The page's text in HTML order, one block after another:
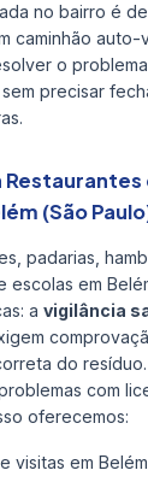
no bairro é
caminhão
o
precisar
(São
padarias,
em
a vigilância
do
com
oferecemos:
visitas em